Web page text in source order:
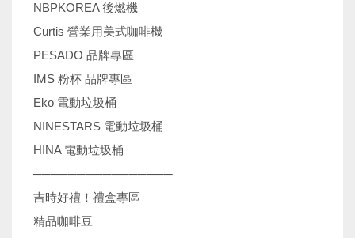
NBPKOREA 後燃機
Curtis 營業用美式咖啡機
PESADO 品牌專區
IMS 粉杯 品牌專區
Eko 電動垃圾桶
NINESTARS 電動垃圾桶
HINA 電動垃圾桶
────────────────
吉時好禮！禮盒專區
精品咖啡豆